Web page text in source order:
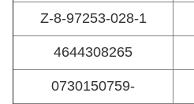
Z-8-97253-028-1
4644308265
0730150759-